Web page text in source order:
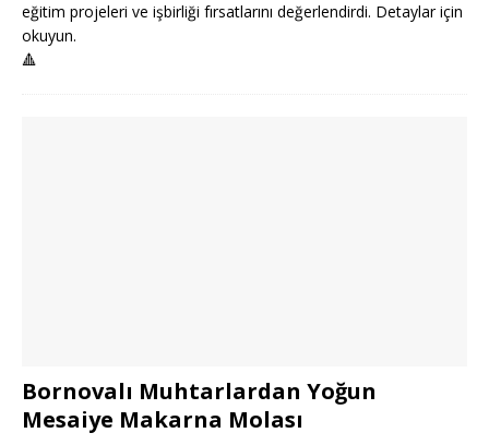
eğitim projeleri ve işbirliği fırsatlarını değerlendirdi. Detaylar için
okuyun.
🔺
Bornovalı Muhtarlardan Yoğun
Mesaiye Makarna Molası